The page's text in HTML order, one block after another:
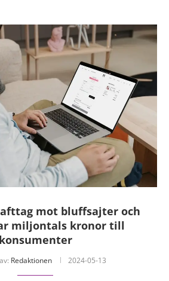
mot bluffsajter och
miljontals kronor till
konsumenter
Redaktionen 2024-05-13